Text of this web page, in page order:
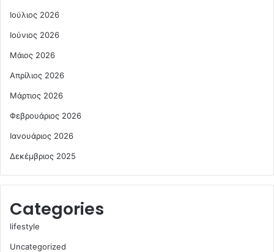
Ιούλιος 2026
Ιούνιος 2026
Μάιος 2026
Απρίλιος 2026
Μάρτιος 2026
Φεβρουάριος 2026
Ιανουάριος 2026
Δεκέμβριος 2025
Categories
lifestyle
Uncategorized